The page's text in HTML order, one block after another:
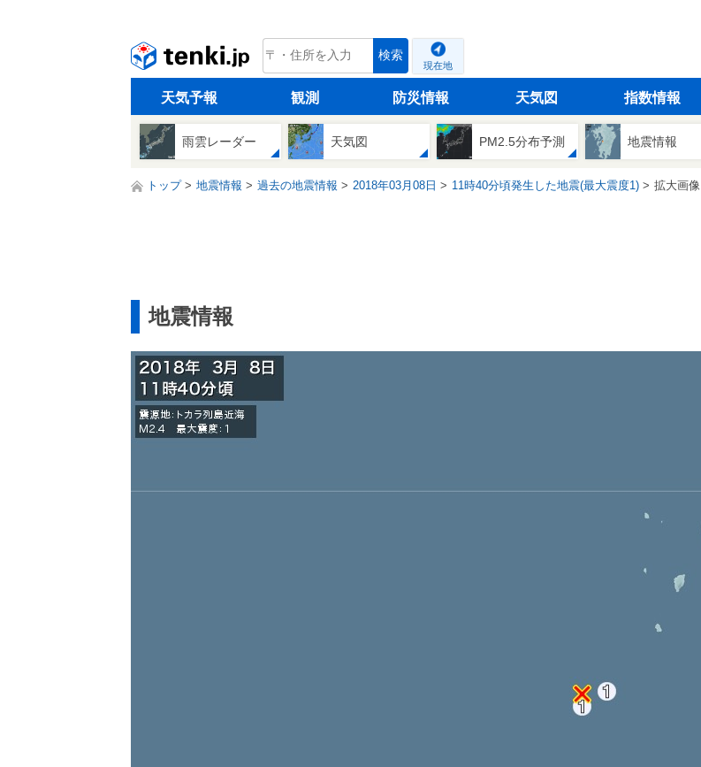
tenki.jp 検索
現在地
天気予報 観測 防災情報 天気図 指数情報
雨雲レーダー 天気図 PM2.5分布予測 地震情報
トップ 地震情報 過去の地震情報 2018年03月08日 11時40分頃発生した地震(最大震度1) 拡大画像
地震情報